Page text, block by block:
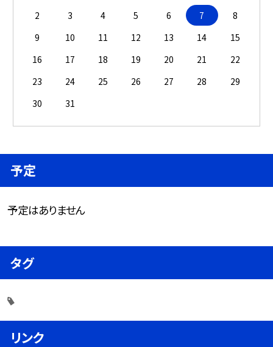
2
3 4 5 6 7
8
9
10 11 12 13 14
15
16
17 18 19 20 21
22
23
24 25 26 27 28
29
30
31
予定
予定はありません
タグ
リンク